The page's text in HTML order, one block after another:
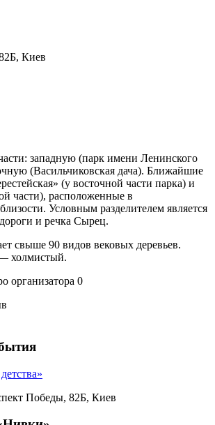
Киев
западную (парк имени Ленинского
(Васильчиковская дача). Ближайшие
(у восточной части парка) и
части), расположенные в
Условным разделителем является
и речка Сырец.
свыше 90 видов вековых деревьев.
холмистый.
организатора 0
Победы, 82Б, Киев